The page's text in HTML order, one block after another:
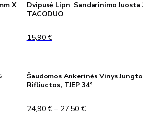
X
Dvipusė Lipni Sandarinimo Juosta
TACODUO
15,90 €
Šaudomos Ankerinės Vinys
Rifliuotos, TJEP 34°
24,90 € – 27,50 €Price